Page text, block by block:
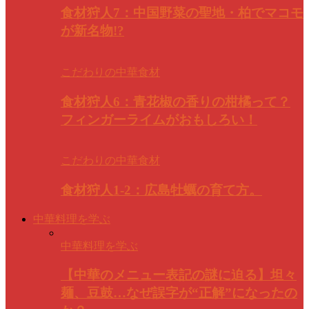
食材狩人7：中国野菜の聖地・柏でマコモ
が新名物!?
こだわりの中華食材
食材狩人6：青花椒の香りの柑橘って？
フィンガーライムがおもしろい！
こだわりの中華食材
食材狩人1-2：広島牡蠣の育て方。
中華料理を学ぶ
中華料理を学ぶ
【中華のメニュー表記の謎に迫る】坦々
麺、豆鼓…なぜ誤字が“正解”になったの